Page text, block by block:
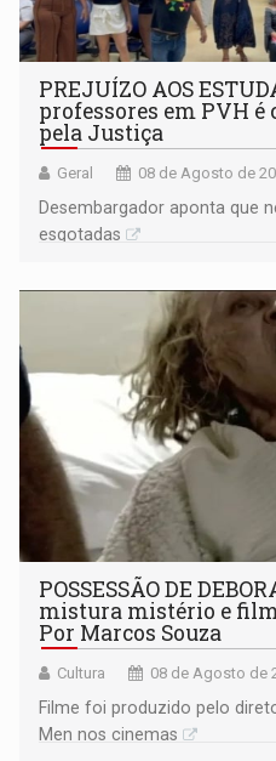
PREJUÍZO AOS
professores em PVH
pela Justiça
Geral 08 de Agosto de
Desembargador aponta que
esgotadas
POSSESSÃO DE
mistura mistério e
Por Marcos Souza
Cultura 08 de Agosto de
Filme foi produzido pelo
Men nos cinemas